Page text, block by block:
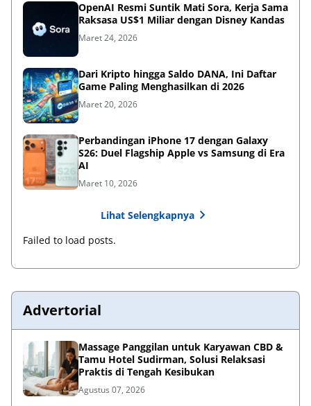
OpenAI Resmi Suntik Mati Sora, Kerja Sama
Raksasa US$1 Miliar dengan Disney Kandas
Maret 24, 2026
Dari Kripto hingga Saldo DANA, Ini Daftar
Game Paling Menghasilkan di 2026
Maret 20, 2026
Perbandingan iPhone 17 dengan Galaxy
S26: Duel Flagship Apple vs Samsung di Era
AI
Maret 10, 2026
Lihat Selengkapnya
Failed to load posts.
Advertorial
Massage Panggilan untuk Karyawan CBD &
Tamu Hotel Sudirman, Solusi Relaksasi
Praktis di Tengah Kesibukan
Agustus 07, 2026